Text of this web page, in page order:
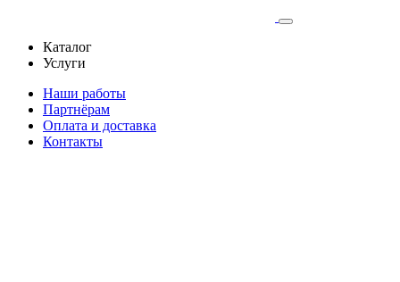
Каталог
Услуги
Наши работы
Партнёрам
Оплата и доставка
Контакты